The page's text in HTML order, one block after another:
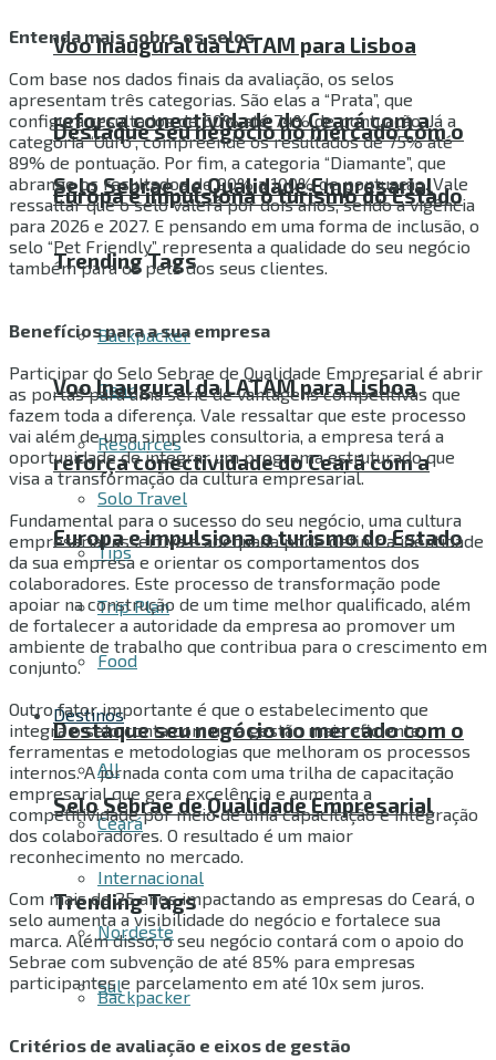
Destaque seu negócio no mercado com o
Selo Sebrae de Qualidade Empresarial
Trending Tags
Backpacker
Gear
Resources
Solo Travel
Tips
Trip Plan
Food
Destinos
All
Ceará
Internacional
Nordeste
Sul
Voo Inaugural da LATAM para Lisboa
reforça conectividade do Ceará com a
Europa e impulsiona o turismo do Estado
Voo Inaugural da LATAM para Lisboa
reforça conectividade do Ceará com a
Europa e impulsiona o turismo do Estado
Destaque seu negócio no mercado com o
Selo Sebrae de Qualidade Empresarial
Trending Tags
Backpacker
Entenda mais sobre os selos
Com base nos dados finais da avaliação, os selos
apresentam três categorias. São elas a “Prata”, que
configura resultados de 60% até 74% de pontuação. Já a
categoria “Ouro”, compreende os resultados de 75% até
89% de pontuação. Por fim, a categoria “Diamante”, que
abrange os resultados de 90% a 100% de pontuação. Vale
ressaltar que o selo valerá por dois anos, sendo a vigência
para 2026 e 2027. E pensando em uma forma de inclusão, o
selo “Pet Friendly” representa a qualidade do seu negócio
também para os pets dos seus clientes.
Benefícios para a sua empresa
Participar do Selo Sebrae de Qualidade Empresarial é abrir
as portas para uma série de vantagens competitivas que
fazem toda a diferença. Vale ressaltar que este processo
vai além de uma simples consultoria, a empresa terá a
oportunidade de integrar um programa estruturado que
visa a transformação da cultura empresarial.
Fundamental para o sucesso do seu negócio, uma cultura
empresarial assertiva e adequada pode definir a identidade
da sua empresa e orientar os comportamentos dos
colaboradores. Este processo de transformação pode
apoiar na construção de um time melhor qualificado, além
de fortalecer a autoridade da empresa ao promover um
ambiente de trabalho que contribua para o crescimento em
conjunto.
Outro fator importante é que o estabelecimento que
integra o selo conta com uma gestão mais eficiente,
ferramentas e metodologias que melhoram os processos
internos. A jornada conta com uma trilha de capacitação
empresarial que gera excelência e aumenta a
competitividade por meio de uma capacitação e integração
dos colaboradores. O resultado é um maior
reconhecimento no mercado.
Com mais de 25 anos impactando as empresas do Ceará, o
selo aumenta a visibilidade do negócio e fortalece sua
marca. Além disso, o seu negócio contará com o apoio do
Sebrae com subvenção de até 85% para empresas
participantes e parcelamento em até 10x sem juros.
Critérios de avaliação e eixos de gestão